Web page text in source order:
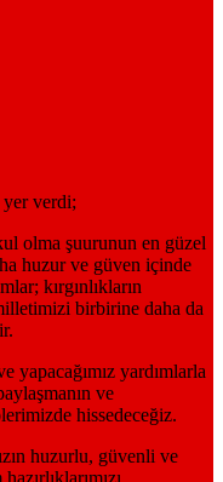
yer verdi;
olma şuurunun en güzel
huzur ve güven içinde
kırgınlıkların
birbirine daha da
yapacağımız yardımlarla
ve
hissedeceğiz.
huzurlu, güvenli ve